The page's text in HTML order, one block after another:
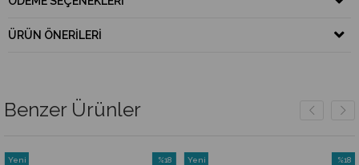
ÜRÜN ÖNERILERI
Benzer Ürünler
%18
Yeni
%18
Yeni